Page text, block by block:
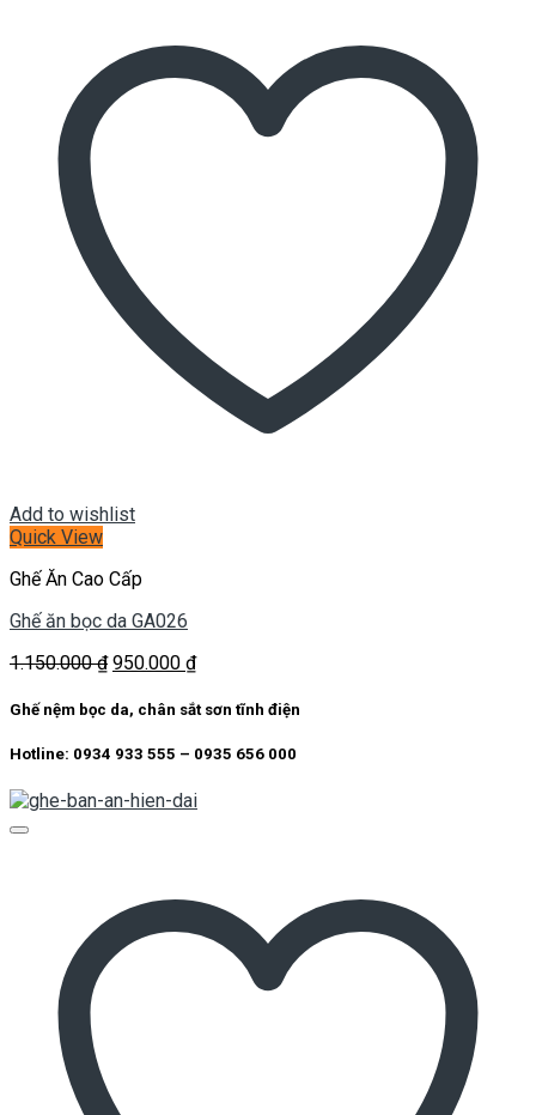
Add to wishlist
Quick View
Ghế Ăn Cao Cấp
Ghế ăn bọc da GA026
1.150.000₫ Giá
là:
950.000 ₫Giá
tại
950.000 ₫.
Ghế nệm bọc da, chân sắt sơn tĩnh điện
Hotline: 0934 933 555 – 0935 656 000